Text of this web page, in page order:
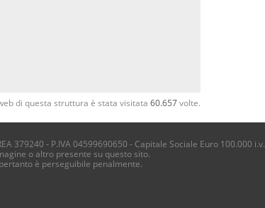
di questa struttura è stata visitata 60.657volte.
379240 - P.IVA 04599690650 - Capitale Sociale Euro 100.000 i.v.
o altro presente su questo sito.
è perseguibile penalmente.